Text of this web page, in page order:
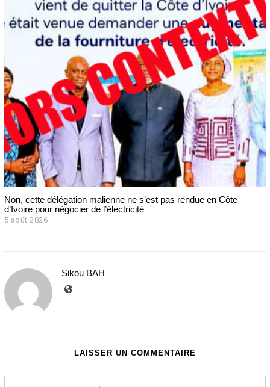
Non, cette délégation malienne ne s’est pas rendue en Côte
d’Ivoire pour négocier de l’électricité
5 août 2026
Sikou BAH
LAISSER UN COMMENTAIRE